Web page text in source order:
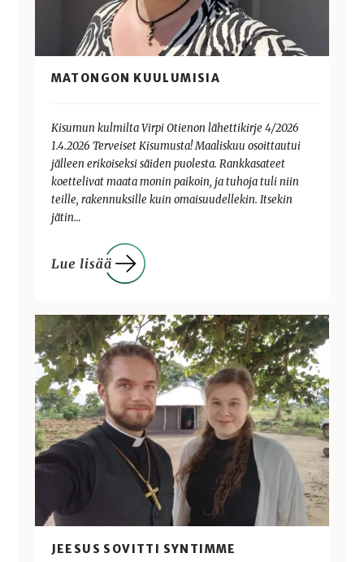
MATONGON KUULUMISIA
Kisumun kulmilta Virpi Otienon lähettikirje 4/2026
1.4.2026 Terveiset Kisumusta! Maaliskuu osoittautui
jälleen erikoiseksi säiden puolesta. Rankkasateet
koettelivat maata monin paikoin, ja tuhoja tuli niin
teille, rakennuksille kuin omaisuudellekin. Itsekin
jätin…
JEESUS SOVITTI SYNTIMME